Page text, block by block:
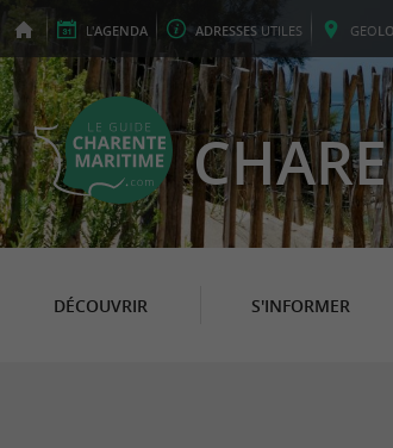
L'AGENDA ADRESSES UTILES GEO
DÉCOUVRIR S'INFORMER